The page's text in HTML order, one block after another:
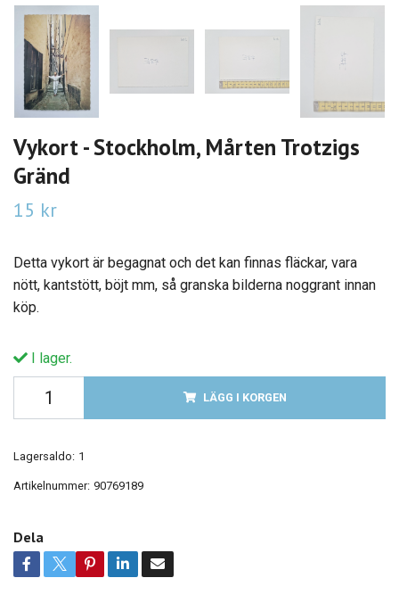
Vykort - Stockholm, Mårten Trotzigs
Gränd
15 kr
Detta vykort är begagnat och det kan finnas fläckar, vara
nött, kantstött, böjt mm, så granska bilderna noggrant innan
köp.
I lager.
LÄGG I KORGEN
Lagersaldo: 1
Artikelnummer: 90769189
Dela